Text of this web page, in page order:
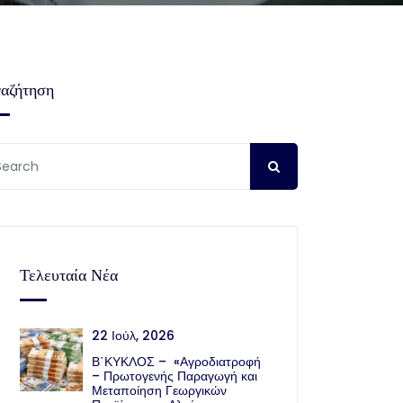
Τελευταία Νέα
22 Ιούλ, 2026
Β΄ΚΥΚΛΟΣ – «Αγροδιατροφή
– Πρωτογενής Παραγωγή και
Μεταποίηση Γεωργικών